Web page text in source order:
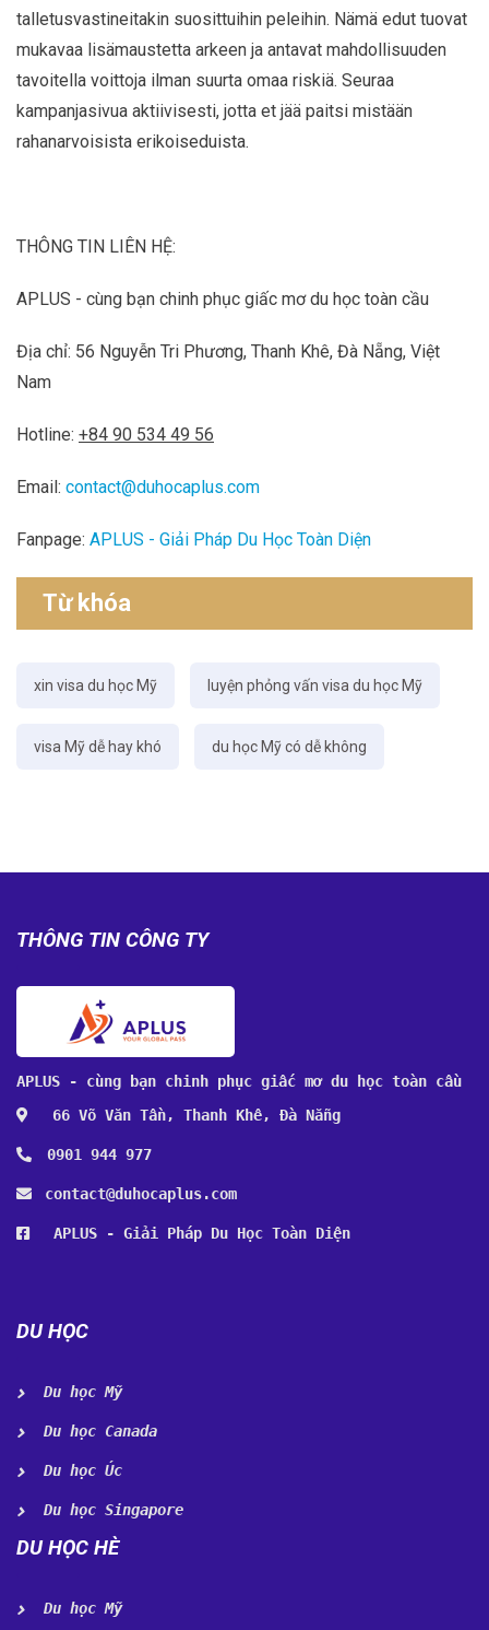
talletusvastineitakin suosittuihin peleihin. Nämä edut tuovat
mukavaa lisämaustetta arkeen ja antavat mahdollisuuden
tavoitella voittoja ilman suurta omaa riskiä. Seuraa
kampanjasivua aktiivisesti, jotta et jää paitsi mistään
rahanarvoisista erikoiseduista.
THÔNG TIN LIÊN HỆ:
APLUS - cùng bạn chinh phục giấc mơ du học toàn cầu
Địa chỉ: 56 Nguyễn Tri Phương, Thanh Khê, Đà Nẵng, Việt
Nam
Hotline: +84 90 534 49 56
Email: contact@duhocaplus.com
Fanpage: APLUS - Giải Pháp Du Học Toàn Diện
Từ khóa
xin visa du học Mỹ luyện phỏng vấn visa du học Mỹ
visa Mỹ dễ hay khó du học Mỹ có dễ không
THÔNG TIN CÔNG TY
APLUS - cùng bạn chinh phục giấc mơ du học toàn cầu
66 Võ Văn Tần, Thanh Khê, Đà Nẵng
0901 944 977
contact@duhocaplus.com
APLUS - Giải Pháp Du Học Toàn Diện
DU HỌC
Du học Mỹ
Du học Canada
Du học Úc
Du học Singapore
DU HỌC HÈ
Du học Mỹ